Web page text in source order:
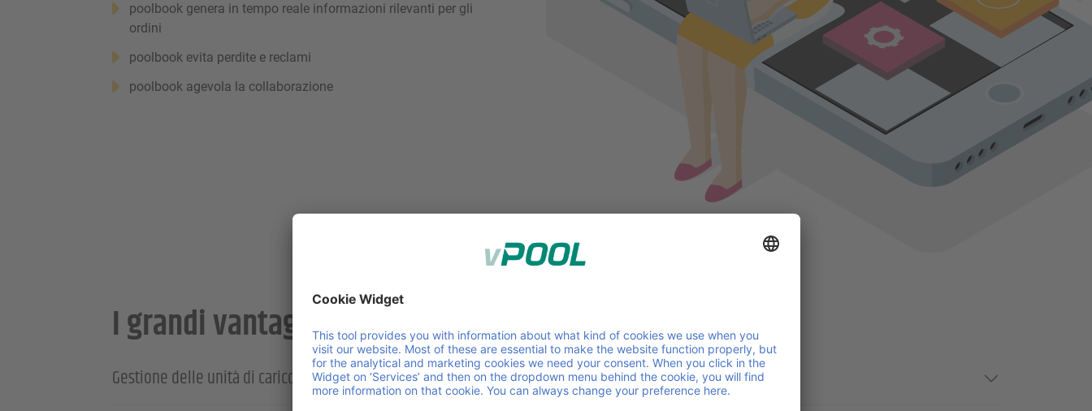
poolbook genera in tempo reale informazioni rilevanti per gli
ordini
poolbook evita perdite e reclami
poolbook agevola la collaborazione
I grandi vantaggi offerti da poolbook
Gestione delle unità di carico: poolbook consente una gestione efficiente delle unità di carico